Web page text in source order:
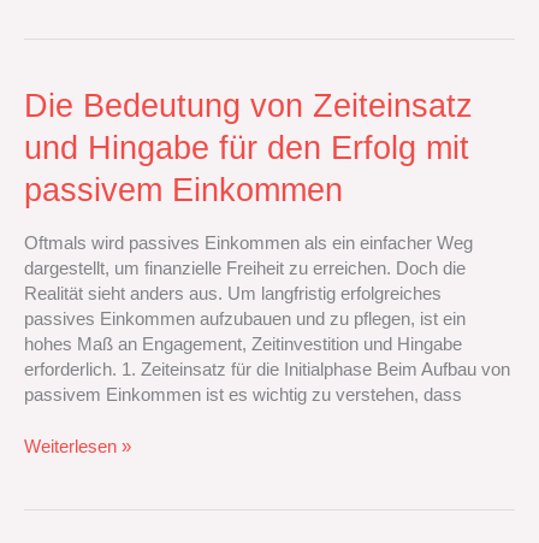
Die Bedeutung von Zeiteinsatz
und Hingabe für den Erfolg mit
passivem Einkommen
Oftmals wird passives Einkommen als ein einfacher Weg
dargestellt, um finanzielle Freiheit zu erreichen. Doch die
Realität sieht anders aus. Um langfristig erfolgreiches
passives Einkommen aufzubauen und zu pflegen, ist ein
hohes Maß an Engagement, Zeitinvestition und Hingabe
erforderlich. 1. Zeiteinsatz für die Initialphase Beim Aufbau von
passivem Einkommen ist es wichtig zu verstehen, dass
Die
Bedeutung
von
und
für
den
Erfolg
mit
passivem
Einkommen
Weiterlesen »